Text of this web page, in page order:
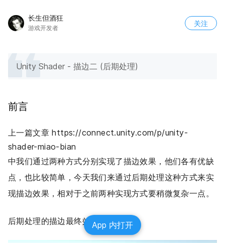
长生但酒狂
游戏开发者
关注
Unity Shader - 描边二 (后期处理)
前言
上一篇文章 https://connect.unity.com/p/unity-
shader-miao-bian
中我们通过两种方式分别实现了描边效果，他们各有优缺
点，也比较简单，今天我们来通过后期处理这种方式来实
现描边效果，相对于之前两种实现方式要稍微复杂一点。
后期处理的描边最终效果图如下：
App 内打开